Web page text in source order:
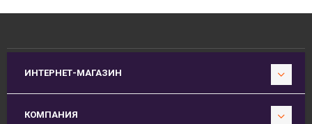
ИНТЕРНЕТ-МАГАЗИН
КОМПАНИЯ